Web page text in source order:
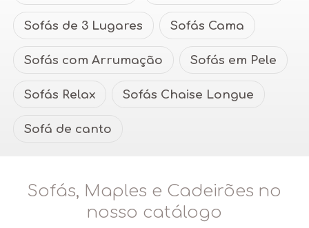
Sofás de 3 Lugares Sofás Cama
Sofás com Arrumação Sofás em Pele
Sofás Relax Sofás Chaise Longue
Sofá de canto
Sofás, Maples e Cadeirões no
nosso catálogo